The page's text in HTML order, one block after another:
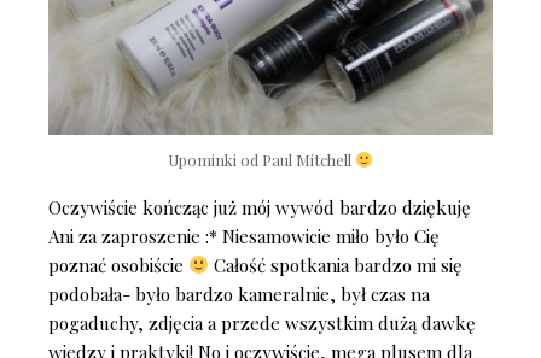
Upominki od Paul Mitchell
Oczywiście kończąc już mój wywód bardzo dziękuję
Ani za zaproszenie :* Niesamowicie miło było Cię
poznać osobiście
Całość spotkania bardzo mi się
podobała- było bardzo kameralnie, był czas na
pogaduchy, zdjęcia a przede wszystkim dużą dawkę
wiedzy i praktyki! No i oczywiście, mega plusem dla